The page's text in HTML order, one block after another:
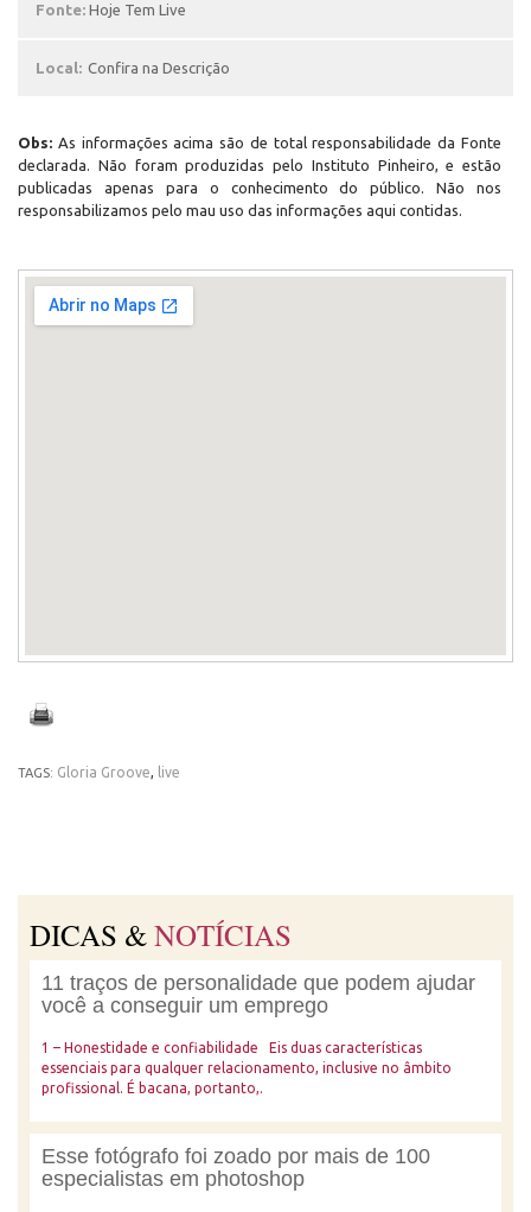
Fonte: Hoje Tem Live
Local: Confira na Descrição
Obs: As informações acima são de total responsabilidade da Fonte
declarada. Não foram produzidas pelo Instituto Pinheiro, e estão
publicadas apenas para o conhecimento do público. Não nos
responsabilizamos pelo mau uso das informações aqui contidas.
TAGS: Gloria Groove, live
DICAS &NOTÍCIAS
11 traços de personalidade que podem ajudar
você a conseguir um emprego
1 – Honestidade e confiabilidade Eis duas características
essenciais para qualquer relacionamento, inclusive no âmbito
profissional. É bacana, portanto,.
Esse fotógrafo foi zoado por mais de 100
especialistas em photoshop